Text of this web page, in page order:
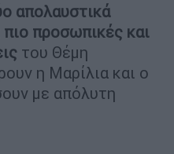
απολαυστικά
προσωπικές και
του Θέμη
η Μαρίλια και ο
με απόλυτη